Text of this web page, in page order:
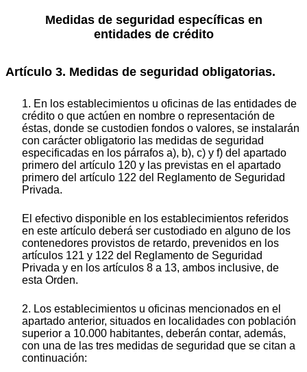
Medidas de seguridad específicas en
entidades de crédito
Artículo 3. Medidas de seguridad obligatorias.
1. En los establecimientos u oficinas de las entidades de
crédito o que actúen en nombre o representación de
éstas, donde se custodien fondos o valores, se instalarán
con carácter obligatorio las medidas de seguridad
especificadas en los párrafos a), b), c) y f) del apartado
primero del artículo 120 y las previstas en el apartado
primero del artículo 122 del Reglamento de Seguridad
Privada.
El efectivo disponible en los establecimientos referidos
en este artículo deberá ser custodiado en alguno de los
contenedores provistos de retardo, prevenidos en los
artículos 121 y 122 del Reglamento de Seguridad
Privada y en los artículos 8 a 13, ambos inclusive, de
esta Orden.
2. Los establecimientos u oficinas mencionados en el
apartado anterior, situados en localidades con población
superior a 10.000 habitantes, deberán contar, además,
con una de las tres medidas de seguridad que se citan a
continuación: